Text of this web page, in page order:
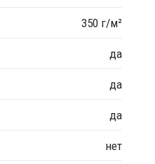
350 г/м²
да
да
да
нет